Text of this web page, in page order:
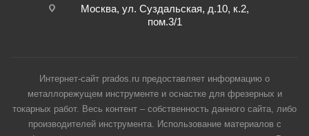
Москва, ул. Суздальская, д.10, к.2,
пом.3/1
Интернет-сайт prados.ru предоставляет информацию о
металлорежущем инструменте и оснастке для фрезерных и
токарных работ. Весь контент – собственность данного сайта, либо
производителей инструмента. Использование материалов с